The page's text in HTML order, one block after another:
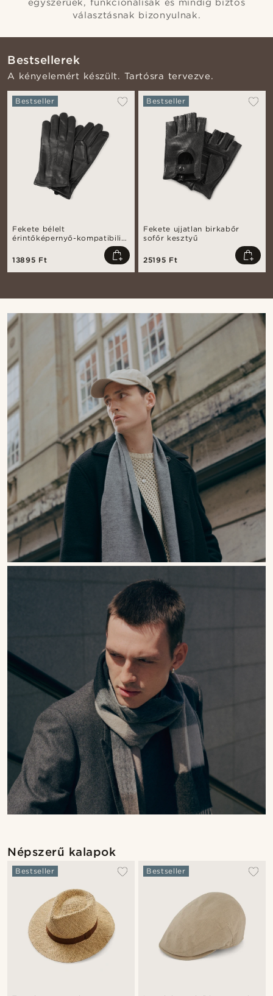
egyszerűek, funkcionálisak és mindig biztos
választásnak bizonyulnak.
Bestsellerek
A kényelemért készült. Tartósra tervezve.
Fekete bélelt
érintőképernyő-kompatibilis
Bestseller
13895 Ft
Fekete ujjatlan birkabőr
sofőr kesztyű
Bestseller
25195 Ft
Népszerű kalapok
Bestseller Bestseller